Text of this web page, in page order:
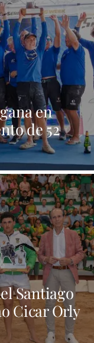
en
de 52
Santiago
Cicar Orly